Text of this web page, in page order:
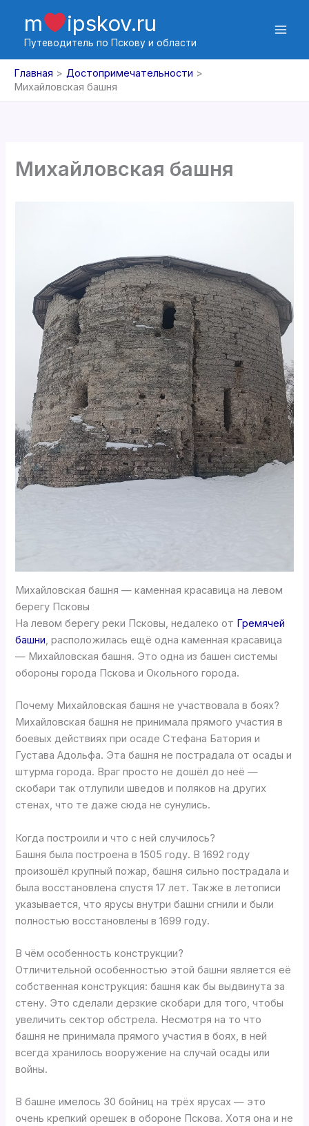
содержимому
m ipskov.ru
Путеводитель по Пскову и области
Главная
Достопримечательности
Михайловская башня
Михайловская башня
Михайловская башня — каменная красавица на левом
берегу Псковы
На левом берегу реки Псковы, недалеко от Гремячей
башни, расположилась ещё одна каменная красавица
— Михайловская башня. Это одна из башен системы
обороны города Пскова и Окольного города.
Почему Михайловская башня не участвовала в боях?
Михайловская башня не принимала прямого участия в
боевых действиях при осаде Стефана Батория и
Густава Адольфа. Эта башня не пострадала от осады и
штурма города. Враг просто не дошёл до неё —
скобари так отлупили шведов и поляков на других
стенах, что те даже сюда не сунулись.
Когда построили и что с ней случилось?
Башня была построена в 1505 году. В 1692 году
произошёл крупный пожар, башня сильно пострадала и
была восстановлена спустя 17 лет. Также в летописи
указывается, что ярусы внутри башни сгнили и были
полностью восстановлены в 1699 году.
В чём особенность конструкции?
Отличительной особенностью этой башни является её
собственная конструкция: башня как бы выдвинута за
стену. Это сделали дерзкие скобари для того, чтобы
увеличить сектор обстрела. Несмотря на то что
башня не принимала прямого участия в боях, в ней
всегда хранилось вооружение на случай осады или
войны.
В башне имелось 30 бойниц на трёх ярусах — это
очень крепкий орешек в обороне Пскова. Хотя она и не